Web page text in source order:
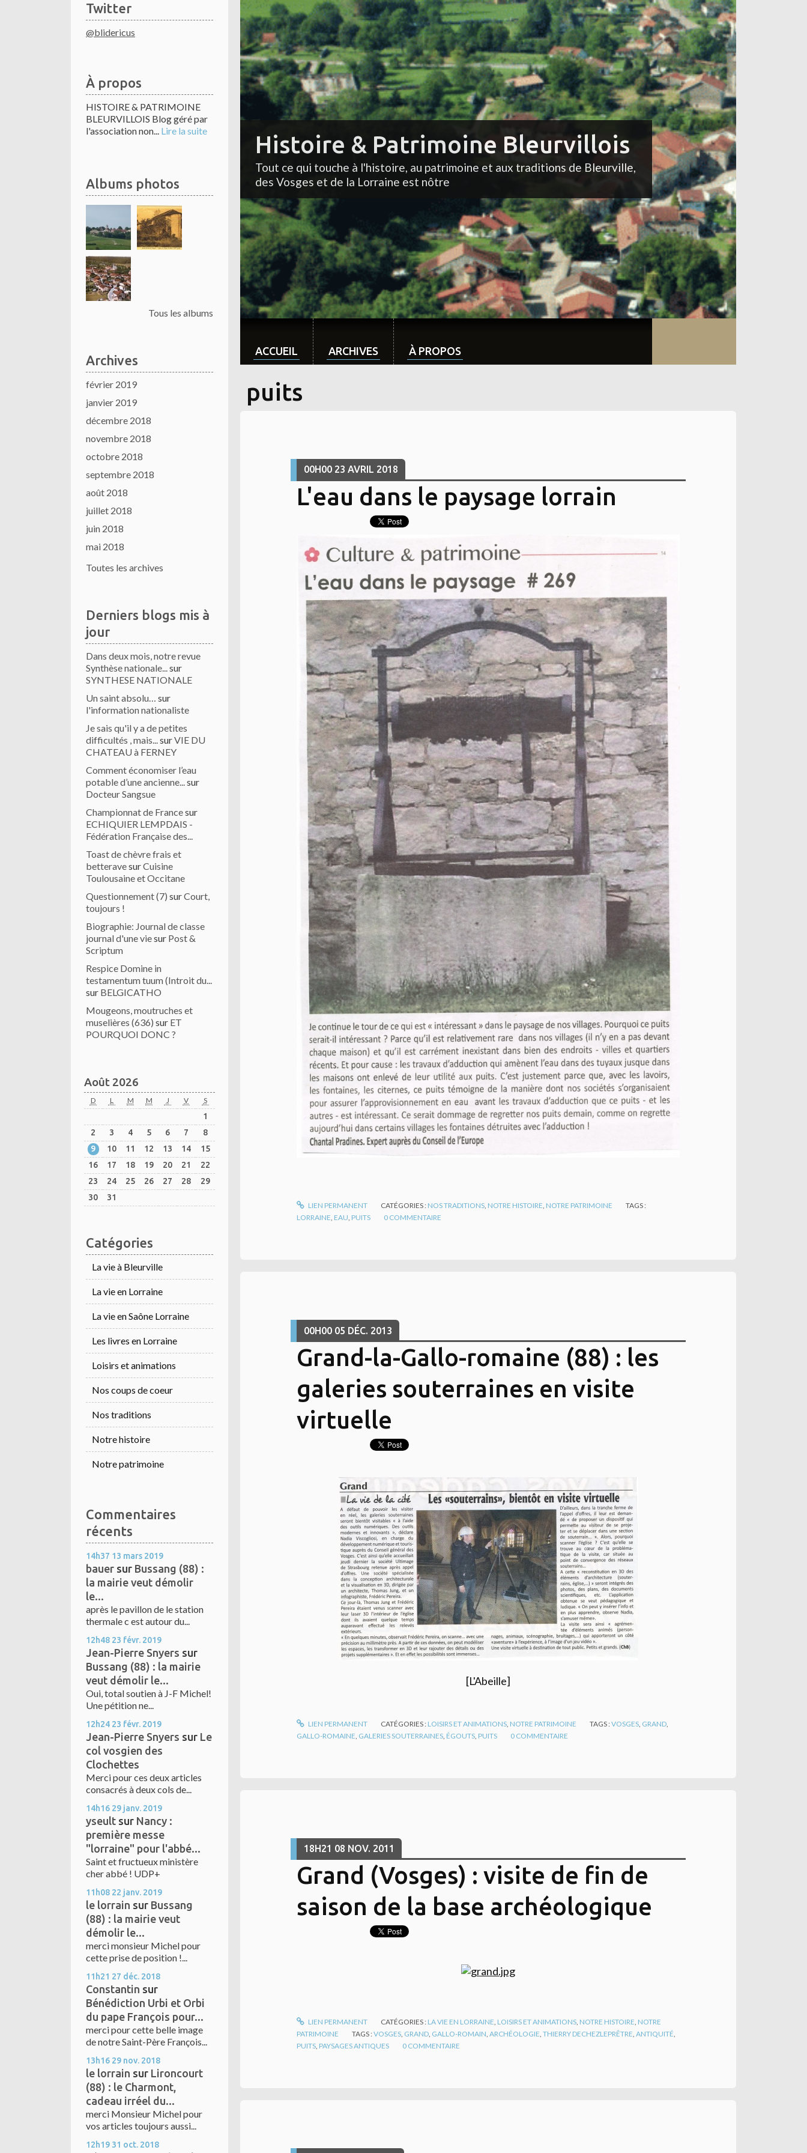
Twitter
@blidericus
À propos
HISTOIRE & PATRIMOINE
BLEURVILLOIS Blog géré par
l'association non... Lire la suite
Albums photos
Tous les albums
Archives
février 2019
janvier 2019
décembre 2018
novembre 2018
octobre 2018
septembre 2018
août 2018
juillet 2018
juin 2018
mai 2018
Toutes les archives
Derniers blogs mis à
jour
Dans deux mois, notre revue
Synthèse nationale...sur
SYNTHESE NATIONALE
Un saint absolu… sur
l'information nationaliste
Je sais qu'il y a de petites
difficultés , mais...surVIE DU
CHATEAU à FERNEY
Comment économiser l’eau
potable d’une ancienne...sur
Docteur Sangsue
Championnat de Francesur
ECHIQUIER LEMPDAIS -
Fédération Française des...
Toast de chèvre frais et
betteravesurCuisine
Toulousaine et Occitane
Questionnement (7) surCourt,
toujours !
Biographie: Journal de classe
journal d'une viesur Post &
Scriptum
Respice Domine in
testamentum tuum (Introit du...
sur BELGICATHO
Mougeons, moutruches et
muselières (636) sur ET
POURQUOI DONC ?
Août 2026
D L M M J V S
1
2
3 4 5 6 7
8
9
10 11 12 13 14
15
16
17 18 19 20 21
22
23
24 25 26 27 28
29
30
31
Catégories
La vie à Bleurville
La vie en Lorraine
La vie en Saône Lorraine
Les livres en Lorraine
Loisirs et animations
Nos coups de coeur
Nos traditions
Notre histoire
Notre patrimoine
Commentaires
récents
14h37 13 mars 2019
bauer sur Bussang (88) :
la mairie veut démolir
le...
après le pavillon de le station
thermale c est autour du...
12h48 23 févr. 2019
Jean-Pierre Snyers sur
Bussang (88) : la mairie
veut démolir le...
Oui, total soutien à J-F Michel!
Une pétition ne...
12h24 23 févr. 2019
Jean-Pierre Snyers sur Le
col vosgien des
Clochettes
Merci pour ces deux articles
consacrés à deux cols de...
14h16 29 janv. 2019
yseult sur Nancy :
première messe
"lorraine" pour l'abbé...
Saint et fructueux ministère
cher abbé ! UDP+
11h08 22 janv. 2019
le lorrain sur Bussang
(88) : la mairie veut
démolir le...
merci monsieur Michel pour
cette prise de position !...
11h21 27 déc. 2018
Constantin sur
Bénédiction Urbi et Orbi
du pape François pour...
merci pour cette belle image
de notre Saint-Père François...
13h16 29 nov. 2018
le lorrain sur Lironcourt
(88) : le Charmont,
cadeau irréel du...
merci Monsieur Michel pour
vos articles toujours aussi...
12h19 31 oct. 2018
Histoire & Patrimoine Bleurvillois
Tout ce qui touche à l'histoire, au patrimoine et aux traditions de Bleurville,
des Vosges et de la Lorraine est nôtre
ACCUEIL ARCHIVES À PROPOS
puits
00H00 23 AVRIL 2018
L'eau dans le paysage lorrain
LIEN PERMANENT CATÉGORIES : NOS TRADITIONS, NOTRE HISTOIRE, NOTRE PATRIMOINE
TAGS :
LORRAINE, EAU, PUITS 0 COMMENTAIRE
00H00 05 DÉC. 2013
Grand-la-Gallo-romaine (88) : les
galeries souterraines en visite
virtuelle
[L'Abeille]
LIEN PERMANENT CATÉGORIES : LOISIRS ET ANIMATIONS NOTRE PATRIMOINE TAGS :VOSGES GRAND
GALLO-ROMAINE GALERIES SOUTERRAINES ÉGOUTS PUITS 0 COMMENTAIRE
18H21 08 NOV. 2011
Grand (Vosges) : visite de fin de
saison de la base archéologique
LIEN PERMANENT CATÉGORIES : LA VIE EN LORRAINE LOISIRS ET ANIMATIONS NOTRE HISTOIRE NOTRE
PATRIMOINE
TAGS :VOSGES GRAND GALLO-ROMAIN ARCHÉOLOGIE THIERRY DECHEZLEPRÊTRE ANTIQUITÉ
PUITS PAYSAGES ANTIQUES 0 COMMENTAIRE